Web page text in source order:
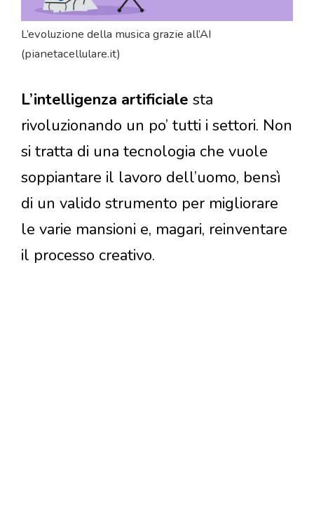
L’evoluzione della musica grazie all’AI
(pianetacellulare.it)
L’intelligenza artificiale sta
rivoluzionando un po’ tutti i settori. Non
si tratta di una tecnologia che vuole
soppiantare il lavoro dell’uomo, bensì
di un valido strumento per migliorare
le varie mansioni e, magari, reinventare
il processo creativo.